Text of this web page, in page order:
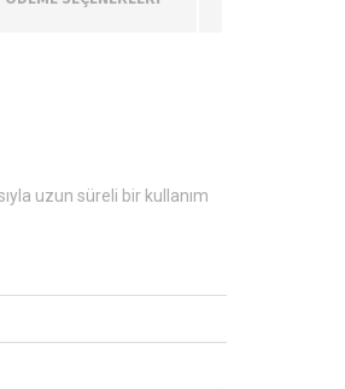
uzun süreli bir kullanım